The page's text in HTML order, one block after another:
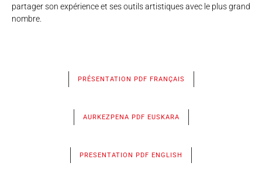
partager son expérience et ses outils artistiques avec le plus grand
nombre.
PRÉSENTATION PDF FRANÇAIS
AURKEZPENA PDF EUSKARA
PRESENTATION PDF ENGLISH